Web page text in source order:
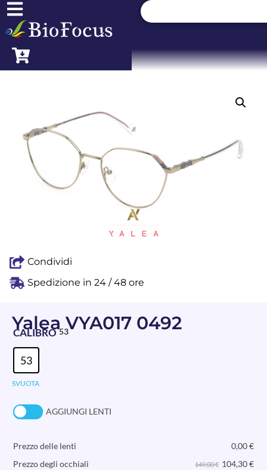
Condividi
Spedizione in 24 / 48 ore
Yalea VYA017 0492
CALIBRO 53
53
SVUOTA
AGGIUNGI LENTI
Prezzo delle lenti 0,00€
Prezzo degli occhiali
149,00 € 104,30€